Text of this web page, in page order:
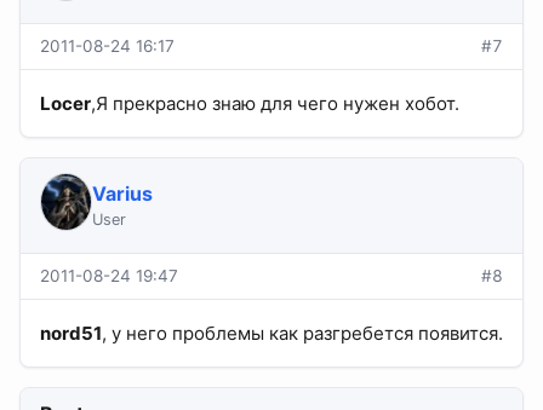
2011-08-24 16:17 #7
Locer,Я прекрасно знаю для чего нужен хобот.
Varius
User
2011-08-24 19:47 #8
nord51, у него проблемы как разгребется появится.